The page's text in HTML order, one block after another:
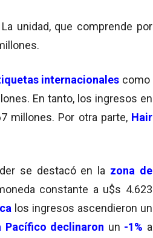
unidad, que comprende por
internacionales como
En tanto, los ingresos en
millones. Por otra parte, Hair
se destacó en la zona de
constante a u$s 4.623
los ingresos ascendieron un
Pacífico declinaron un -1% a